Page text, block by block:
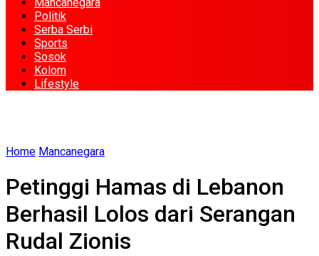
Politik
Serba Serbi
Sports
Sosok
Kolom
Lifestyle
Home Mancanegara
Petinggi Hamas di Lebanon
Berhasil Lolos dari Serangan
Rudal Zionis